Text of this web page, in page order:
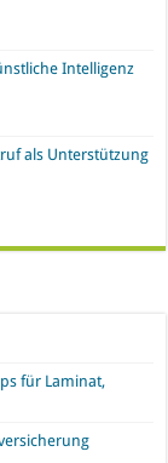
Intelligenz
als Unterstützung
für Laminat,